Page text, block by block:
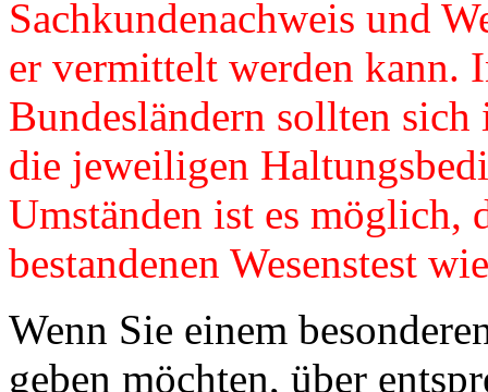
Sachkundenachweis und
er vermittelt werden kann.
Bundesländern sollten
die jeweiligen
Umständen ist es möglich,
bestandenen Wesenstest
Wenn Sie einem
geben möchten, über